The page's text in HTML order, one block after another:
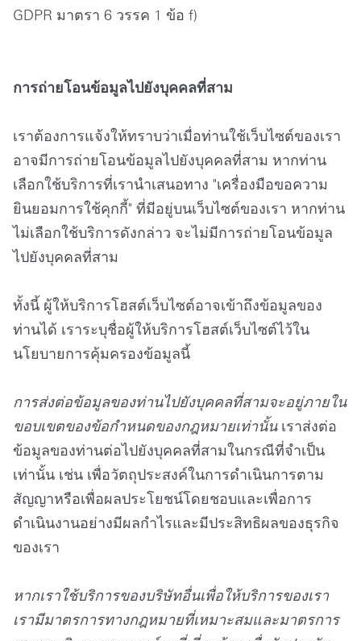
GDPR มาตรา 6 วรรค 1 ข้อ f)
การถ่ายโอนข้อมูลไปยังบุคคลที่สาม
เราต้องการแจ้งให้ทราบว่าเมื่อท่านใช้เว็บไซต์ของเรา
อาจมีการถ่ายโอนข้อมูลไปยังบุคคลที่สาม หากท่าน
เลือกใช้บริการที่เรานำเสนอทาง "เครื่องมือขอความ
ยินยอมการใช้คุกกี้" ที่มีอยู่บนเว็บไซต์ของเรา หากท่าน
ไม่เลือกใช้บริการดังกล่าว จะไม่มีการถ่ายโอนข้อมูล
ไปยังบุคคลที่สาม
ทั้งนี้ ผู้ให้บริการโฮสต์เว็บไซต์อาจเข้าถึงข้อมูลของ
ท่านได้ เราระบุชื่อผู้ให้บริการโฮสต์เว็บไซต์ไว้ใน
นโยบายการคุ้มครองข้อมูลนี้
การส่งต่อข้อมูลของท่านไปยังบุคคลที่สามจะอยู่ภายใน
ขอบเขตของข้อกำหนดของกฎหมายเท่านั้นเราส่งต่อ
ข้อมูลของท่านต่อไปยังบุคคลที่สามในกรณีที่จำเป็น
เท่านั้น เช่น เพื่อวัตถุประสงค์ในการดำเนินการตาม
สัญญาหรือเพื่อผลประโยชน์โดยชอบและเพื่อการ
ดำเนินงานอย่างมีผลกำไรและมีประสิทธิผลของธุรกิจ
ของเรา
หากเราใช้บริการของบริษัทอื่นเพื่อให้บริการของเรา
เรามีมาตรการทางกฎหมายที่เหมาะสมและมาตรการ